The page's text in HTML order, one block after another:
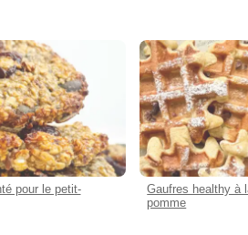
pour le petit-
Gaufres healthy à
pomme